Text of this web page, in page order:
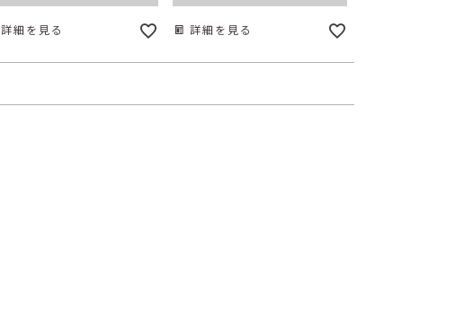
詳細を見る 詳細を見る